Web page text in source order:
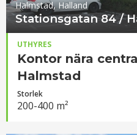
Halmstad, Halland
Stationsgatan 84 /
UTHYRES
Kontor nära
Halmstad
Storlek
200-400 m²